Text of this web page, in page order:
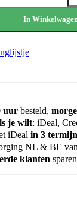
In
uur besteld,
je wilt: iDeal,
iDeal in 3
NL & BE
klanten